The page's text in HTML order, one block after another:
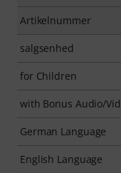
Artikelnummer
salgsenhed
for Children
with Bonus Audio/
German Language
English Language